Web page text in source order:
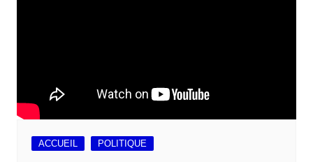
ACCUEIL POLITIQUE